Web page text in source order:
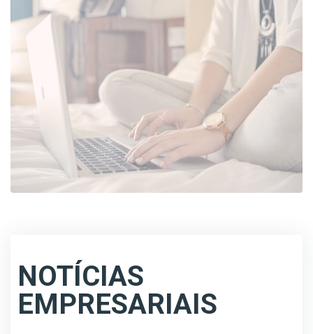
NOTÍCIAS
EMPRESARIAIS